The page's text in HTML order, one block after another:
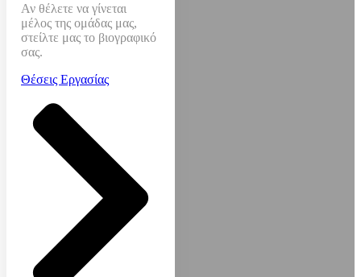
Αν θέλετε να γίνεται
μέλος της ομάδας μας,
στείλτε μας το βιογραφικό
σας.
Θέσεις Εργασίας